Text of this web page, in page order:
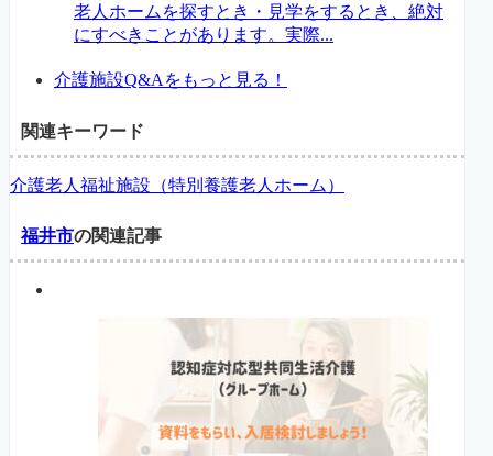
老人ホームを探すとき・見学をするとき、絶対
にすべきことがあります。実際...
介護施設Q&Aをもっと見る！
関連キーワード
介護老人福祉施設（特別養護老人ホーム）
福井市の関連記事